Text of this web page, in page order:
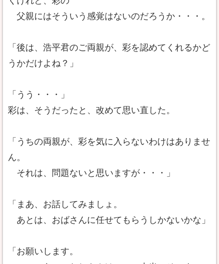
父親にはそういう感覚はないのだろうか・・・。
「後は、浩平君のご両親が、彩を認めてくれるかど
うかだけよね？」
「うう・・・」
彩は、そうだったと、改めて思い直した。
「うちの両親が、彩を気に入らないわけはありませ
ん。
それは、問題ないと思いますが・・・」
「まあ、お話してみましょ。
あとは、おばさんに任せてもらうしかないかな」
「お願いします。